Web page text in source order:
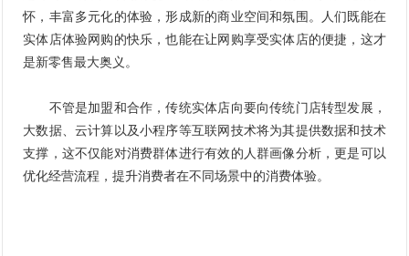
怀，丰富多元化的体验，形成新的商业空间和氛围。人们既能在
实体店体验网购的快乐，也能在让网购享受实体店的便捷，这才
是新零售最大奥义。
不管是加盟和合作，传统实体店向要向传统门店转型发展，
大数据、云计算以及小程序等互联网技术将为其提供数据和技术
支撑，这不仅能对消费群体进行有效的人群画像分析，更是可以
优化经营流程，提升消费者在不同场景中的消费体验。